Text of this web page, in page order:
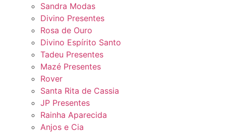
Sandra Modas
Divino Presentes
Rosa de Ouro
Divino Espírito Santo
Tadeu Presentes
Mazé Presentes
Rover
Santa Rita de Cassia
JP Presentes
Rainha Aparecida
Anjos e Cia